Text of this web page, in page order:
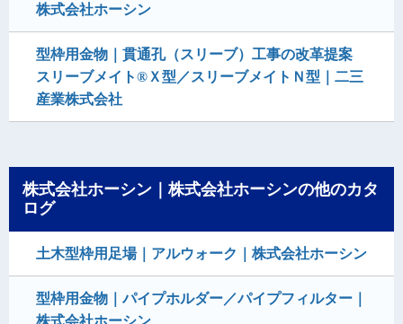
株式会社ホーシン
型枠用金物｜貫通孔（スリーブ）工事の改革提案
スリーブメイト®Ｘ型／スリーブメイトＮ型｜二三
産業株式会社
株式会社ホーシン｜株式会社ホーシンの他のカタ
ログ
土木型枠用足場｜アルウォーク｜株式会社ホーシン
型枠用金物｜パイプホルダー／パイプフィルター｜
株式会社ホーシン